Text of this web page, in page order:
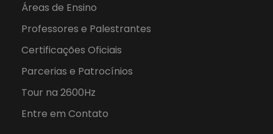
Áreas de Ensino
Professores e Palestrantes
Certificações Oficiais
Parcerias e Patrocínios
Tour na 2600Hz
Entre em Contato